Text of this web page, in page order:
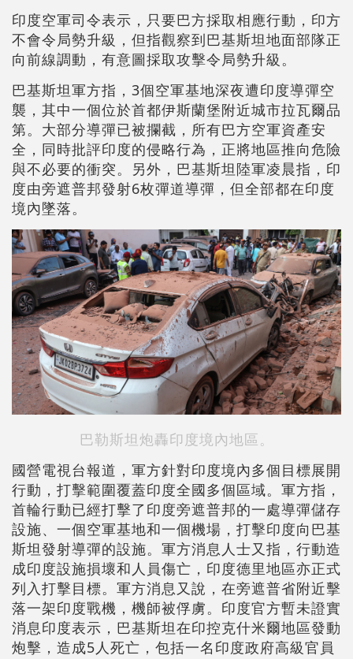
印度空軍司令表示，只要巴方採取相應行動，印方
不會令局勢升級，但指觀察到巴基斯坦地面部隊正
向前線調動，有意圖採取攻擊令局勢升級。
巴基斯坦軍方指，3個空軍基地深夜遭印度導彈空
襲，其中一個位於首都伊斯蘭堡附近城市拉瓦爾品
第。大部分導彈已被攔截，所有巴方空軍資產安
全，同時批評印度的侵略行為，正將地區推向危險
與不必要的衝突。另外，巴基斯坦陸軍凌晨指，印
度由旁遮普邦發射6枚彈道導彈，但全部都在印度
境內墜落。
巴勒斯坦炮轟印度境內地區。
國營電視台報道，軍方針對印度境內多個目標展開
行動，打擊範圍覆蓋印度全國多個區域。軍方指，
首輪行動已經打擊了印度旁遮普邦的一處導彈儲存
設施、一個空軍基地和一個機場，打擊印度向巴基
斯坦發射導彈的設施。軍方消息人士又指，行動造
成印度設施損壞和人員傷亡，印度德里地區亦正式
列入打擊目標。軍方消息又說，在旁遮普省附近擊
落一架印度戰機，機師被俘虜。印度官方暫未證實
消息印度表示，巴基斯坦在印控克什米爾地區發動
炮擊，造成5人死亡，包括一名印度政府高級官員